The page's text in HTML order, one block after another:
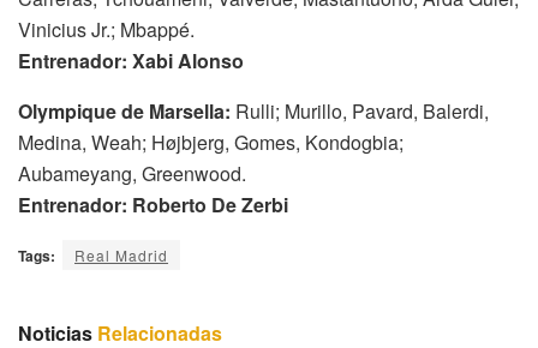
Vinicius Jr.; Mbappé.
Entrenador: Xabi Alonso
Olympique de Marsella: Rulli; Murillo, Pavard, Balerdi,
Medina, Weah; Højbjerg, Gomes, Kondogbia;
Aubameyang, Greenwood.
Entrenador: Roberto De Zerbi
Tags: Real Madrid
Noticias Relacionadas